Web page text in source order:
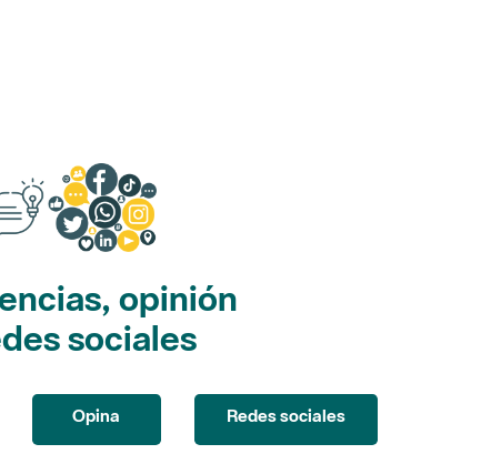
opinión
sociales
Opina Redes sociales